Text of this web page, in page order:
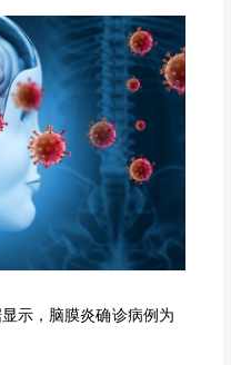
示，脑膜炎确诊病例为